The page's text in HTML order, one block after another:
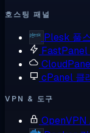
호스팅 패널
Plesk 풀
FastPanel
cPanel 클
VPN & 도구
OpenVPN